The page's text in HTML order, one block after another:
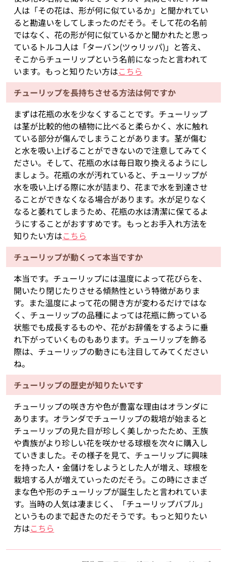
人は「その花は、形が何に似ているか」と聞かれてい
ると勘違いをしてしまったのだそう。そして花の名前
ではなく、花の形が何に似ているかと聞かれたと思っ
ているトルコ人は「ターバン(ツゥリッパ)」と答え、
そこからチューリップという名前になったと言われて
います。もっと知りたい方はこちら
チューリップを長持ちさせる方法は何ですか
まずは花瓶の水を少なくすることです。チューリップ
は茎が比較的他の植物に比べると柔らかく、水に触れ
ている部分が傷んでしまうことがあります。茎が傷む
と水を吸い上げることができないので注意してみてく
ださい。そして、花瓶の水は毎日取り換えるようにし
ましょう。花瓶の水が汚れていると、チューリップが
水を吸い上げる際に水が詰まり、花まで水を到達させ
ることができなくなる場合があります。水が足りなく
なると萎れてしまうため、花瓶の水は清潔に保てるよ
うにすることがおすすめです。もっとお手入れ方法を
知りたい方はこちら
チューリップが動くって本当ですか
本当です。チューリップには温度によって花びらを、
開いたり閉じたりさせる傾熱性という特徴がありま
す。また温度によって花の開き方が変わるだけではな
く、チューリップの品種によっては花瓶に飾っている
状態でも成長するものや、花がお辞儀をするように垂
れ下がっていくものもあります。チューリップを飾る
際は、チューリップの動きにも注目してみてください
ね。
チューリップの歴史が知りたいです
チューリップの咲き方や色が豊富な理由はオランダに
あります。オランダでチューリップの栽培が始まると
チューリップの見た目が珍しく美しかったため、王族
や貴族がより珍しい花を咲かせる球根を次々に購入し
ていきました。その様子を見て、チューリップに興味
を持った人・金儲けをしようとした人が増え、球根を
栽培する人が増えていったのだそう。この時にさまざ
まな色や形のチューリップが誕生したと言われていま
す。当時の人気は凄まじく、「チューリップバブル」
というものまで起きたのだそうです。もっと知りたい
方はこちら